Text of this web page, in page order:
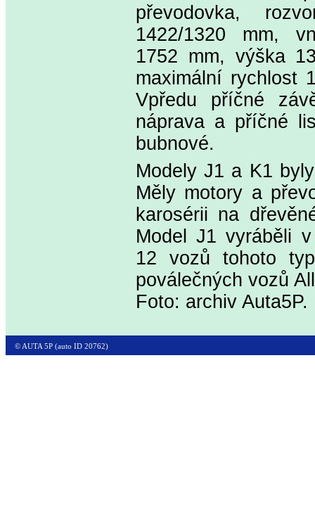
převodovka,
1422/1320 mm,
1752 mm, výška
maximální rychlost
Vpředu příčné
náprava a příčné
bubnové.
Modely J1 a K1
Měly motory a
karosérii na
Model J1 vyráběli
12 vozů tohoto
poválečných vozů
Foto: archiv Auta5P.
© AUTA 5P (auto ID 20762)